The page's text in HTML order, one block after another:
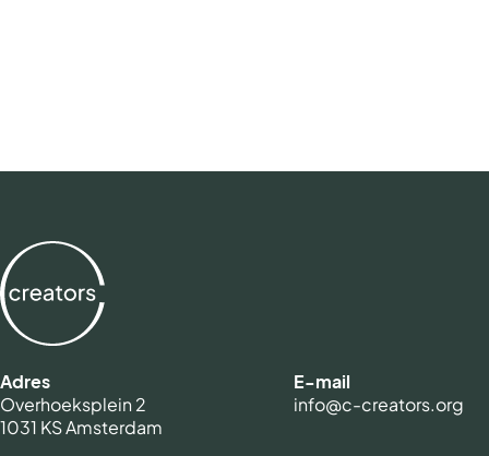
Adres
Overhoeksplein 2
1031 KSAmsterdam
E-mail
info@c-creators.org